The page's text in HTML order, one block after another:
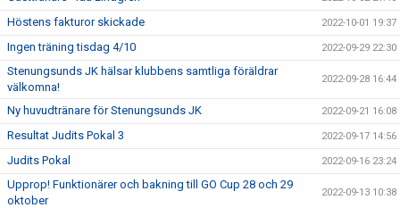
Höstens fakturor skickade 2022-10-01 19:37
Ingen träning tisdag 4/10 2022-09-29 22:30
Stenungsunds JK hälsar klubbens samtliga föräldrar
välkomna!
2022-09-28 16:44
Ny huvudtränare för Stenungsunds JK 2022-09-21 16:08
Resultat Judits Pokal 3 2022-09-17 14:56
Judits Pokal 2022-09-16 23:24
Upprop! Funktionärer och bakning till GO Cup 28 och 29
oktober
2022-09-13 10:38